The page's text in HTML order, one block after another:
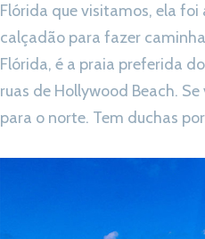
Flórida que visitamos, ela
calçadão para fazer
Flórida, é a praia preferida
ruas de Hollywood Beach.
para o norte. Tem duchas